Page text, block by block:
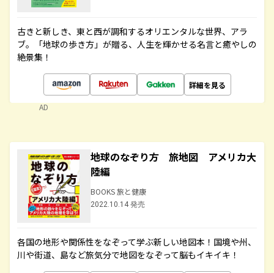
古きと新しき、東と西が調和するオリエンタルな世界、アラ
ブ。「地球の歩き方」が贈る、人生を輝かせる名言と癒やしの
絶景集！
詳細を見る
AD
地球のなぞり方 旅地図 アメリカ大
陸編
BOOKS 旅と健康
2022.10.14 発売
各国の地形や関係性をなぞって学ぶ新しい地図本！国境や州、
川や街道、島など旅気分で地図をなぞって脳もイキイキ！